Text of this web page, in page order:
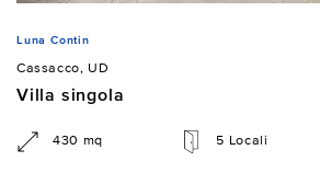
Luna Contin
Cassacco, UD
Villa singola
430 mq 5 Locali